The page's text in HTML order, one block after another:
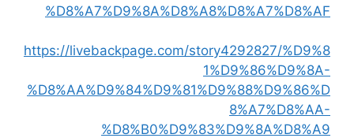
%D8%A7%D9%8A%D8%A8%D8%A7%D8%AF
https://livebackpage.com/story4292827/%D9%8
1%D9%86%D9%8A-
%D8%AA%D9%84%D9%81%D9%88%D9%86%D
8%A7%D8%AA-
%D8%B0%D9%83%D9%8A%D8%A9